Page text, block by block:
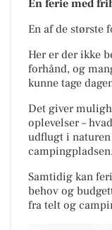
En ferie med
En af de største
Her er der ikke
forhånd, og
kunne tage
Det giver
oplevelser –
udflugt i
campingpladsen.
Samtidig kan
behov og
fra telt og